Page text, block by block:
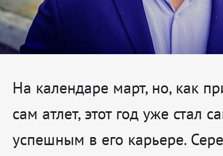
На календаре март, но, как
сам атлет, этот год уже стал
успешным в его карьере.